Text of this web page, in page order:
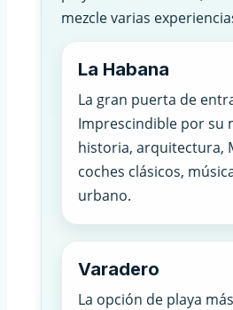
mezcle varias
La Habana
La gran puerta de
Imprescindible por su
historia, arquitectura,
coches clásicos,
urbano.
Varadero
La opción de playa